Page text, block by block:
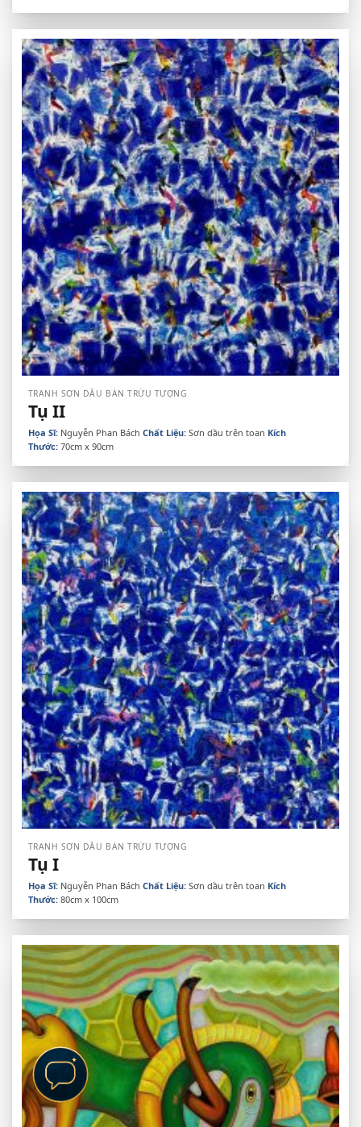
TRANH SƠN DẦU BÁN TRỪU TƯỢNG
Tụ II
Họa Sĩ: Nguyễn Phan Bách Chất Liệu: Sơn dầu trên toan Kích
Thước: 70cm x 90cm
TRANH SƠN DẦU BÁN TRỪU TƯỢNG
Tụ I
Họa Sĩ: Nguyễn Phan Bách Chất Liệu: Sơn dầu trên toan Kích
Thước: 80cm x 100cm